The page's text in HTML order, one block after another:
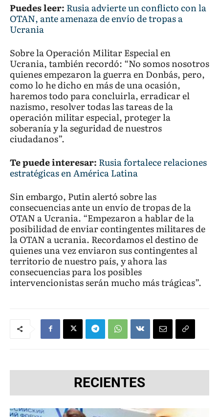
Puedes leer: Rusia advierte un conflicto con la
OTAN, ante amenaza de envío de tropas a
Ucrania
Sobre la Operación Militar Especial en
Ucrania, también recordó: “No somos nosotros
quienes empezaron la guerra en Donbás, pero,
como lo he dicho en más de una ocasión,
haremos todo para concluirla, erradicar el
nazismo, resolver todas las tareas de la
operación militar especial, proteger la
soberanía y la seguridad de nuestros
ciudadanos”.
Te puede interesar: Rusia fortalece relaciones
estratégicas en América Latina
Sin embargo, Putin alertó sobre las
consecuencias ante un envío de tropas de la
OTAN a Ucrania. “Empezaron a hablar de la
posibilidad de enviar contingentes militares de
la OTAN a ucrania. Recordamos el destino de
quienes una vez enviaron sus contingentes al
territorio de nuestro país, y ahora las
consecuencias para los posibles
intervencionistas serán mucho más trágicas”.
RECIENTES